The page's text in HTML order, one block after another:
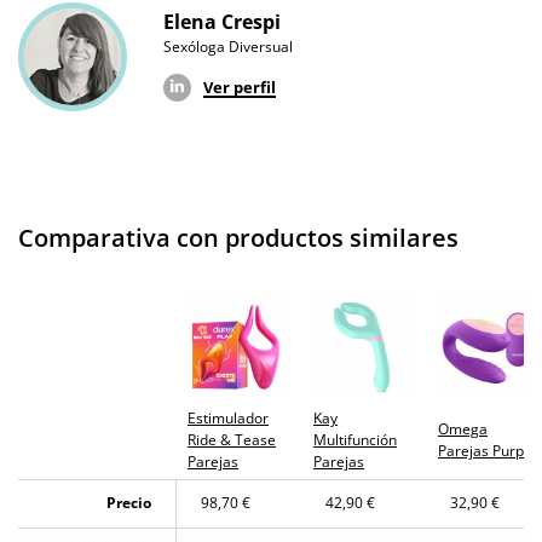
Elena Crespi
Sexóloga Diversual
Ver perfil
Comparativa con productos similares
Estimulador
Ride & Tease
Parejas
Kay
Multifunción
Parejas
Omega
Parejas Purple
Precio 98,70 € 42,90 € 32,90 €